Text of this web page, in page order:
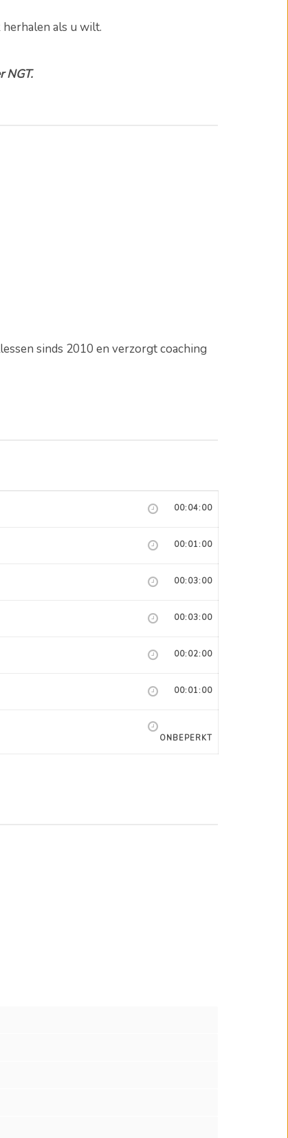
als u wilt.
NGT.
sinds 2010 en verzorgt coaching
00:04:00
00:01:00
00:03:00
00:03:00
00:02:00
00:01:00
ONBEPERKT